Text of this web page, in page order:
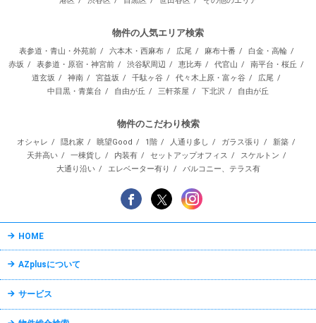
物件の人気エリア検索
表参道・青山・外苑前 六本木・西麻布 広尾 麻布十番
白金・高輪
赤坂
表参道・原宿・神宮前 渋谷駅周辺 恵比寿 代官山
南平台・桜丘
道玄坂
神南 宮益坂 千駄ヶ谷 代々木上原・富ヶ谷
広尾
中目黒・青葉台
自由が丘 三軒茶屋 下北沢 自由が丘
物件のこだわり検索
オシャレ 隠れ家 眺望Good 1階 人通り多し ガラス張り
新築
天井高い
一棟貨し 内装有 セットアップオフィス
スケルトン
大通り沿い
エレベーター有り バルコニー、テラス有
HOME
AZplusについて
サービス